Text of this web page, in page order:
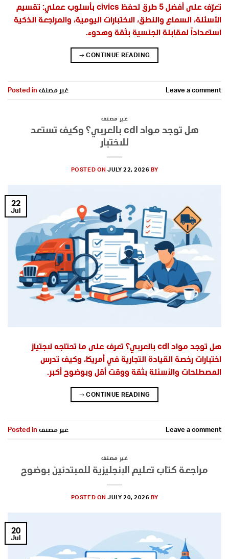
تعرّف على أفضل 5 طرق لحفظ civics بأسلوب عملي: تقسيم
الأسئلة، السماع والنطق، الاختبارات اليومية، والمراجعة الذكية
استعداداً لمقابلة الجنسية بثقة وهدوء.
CONTINUE READING
→
Posted in غير مصنف Leave a comment
غير مصنف
هل توجد مواد cdl بالعربي؟ وكيف تستعد
للاختبار
POSTED ONJULY 22, 2026 BY
22
Jul
هل توجد مواد cdl بالعربي؟ تعرف على ما تحتاجه لاجتياز
اختبارات رخصة القيادة التجارية في أمريكا، وكيف تدرس
المصطلحات والأسئلة بثقة ووقت أقل وبوضوح أكبر.
CONTINUE READING
→
Posted in غير مصنف Leave a comment
غير مصنف
مراجعة كتاب تعليم الإنجليزية للمبتدئين بوضوح
POSTED ONJULY 20, 2026 BY
20
Jul